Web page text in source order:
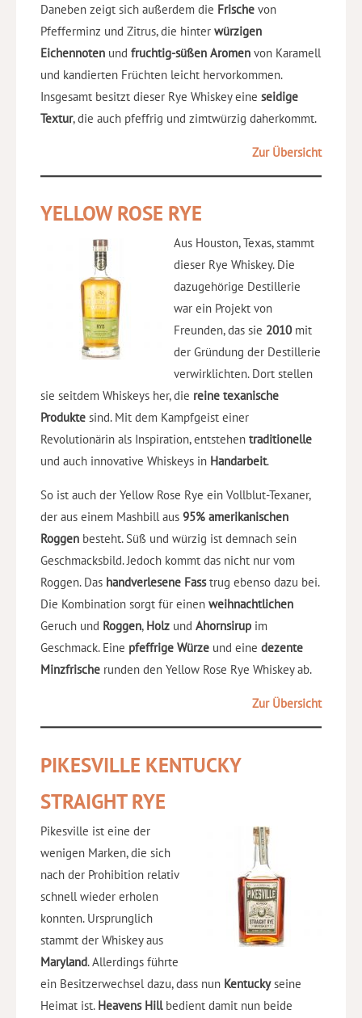
Daneben zeigt sich außerdem die Frische von
Pfefferminz und Zitrus, die hinter würzigen
Eichennoten und fruchtig-süßen Aromen von Karamell
und kandierten Früchten leicht hervorkommen.
Insgesamt besitzt dieser Rye Whiskey eine seidige
Textur, die auch pfeffrig und zimtwürzig daherkommt.
Zur Übersicht
YELLOW ROSE RYE
Aus Houston, Texas, stammt
dieser Rye Whiskey. Die
dazugehörige Destillerie
war ein Projekt von
Freunden, das sie 2010mit
der Gründung der Destillerie
verwirklichten. Dort stellen
sie seitdem Whiskeys her, die reine texanische
Produkte sind. Mit dem Kampfgeist einer
Revolutionärin als Inspiration, entstehen traditionelle
und auch innovative Whiskeys in Handarbeit.
So ist auch der Yellow Rose Rye ein Vollblut-Texaner,
der aus einem Mashbill aus 95% amerikanischen
Roggen besteht. Süß und würzig ist demnach sein
Geschmacksbild. Jedoch kommt das nicht nur vom
Roggen. Das handverlesene Fasstrug ebenso dazu bei.
Die Kombination sorgt für einen weihnachtlichen
Geruch und Roggen, Holz und Ahornsirup im
Geschmack. Eine pfeffrige Würze und eine dezente
Minzfrische runden den Yellow Rose Rye Whiskey ab.
Zur Übersicht
PIKESVILLE KENTUCKY
STRAIGHT RYE
Pikesville ist eine der
wenigen Marken, die sich
nach der Prohibition relativ
schnell wieder erholen
konnten. Ursprunglich
stammt der Whiskey aus
Maryland. Allerdings führte
ein Besitzerwechsel dazu, dass nun Kentuckyseine
Heimat ist. Heavens Hillbedient damit nun beide